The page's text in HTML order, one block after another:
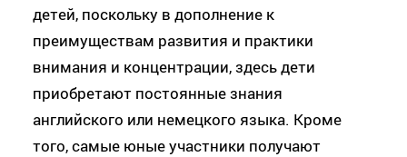
детей, поскольку в дополнение к
преимуществам развития и практики
внимания и концентрации, здесь дети
приобретают постоянные знания
английского или немецкого языка. Кроме
того, самые юные участники получают